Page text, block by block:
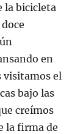
la bicicleta
en
visitamos el
bajo las
creímos
la firma de